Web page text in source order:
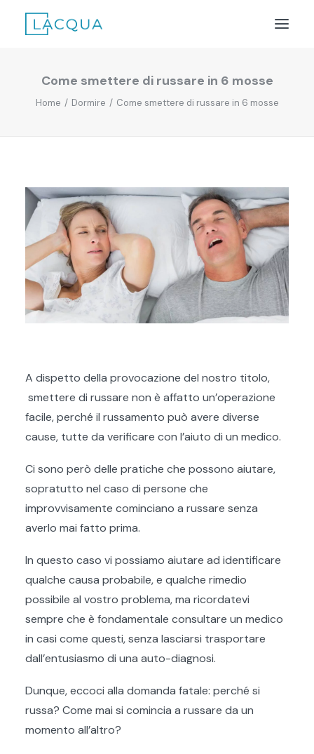
LACQUA – OSMOSI
COS’È?
ACQUISTA
Come smettere di russare in 6 mosse
Home Dormire Come smettere di russare in 6 mosse
A dispetto della provocazione del nostro titolo,
smettere di russare non è affatto un’operazione
facile, perché il russamento può avere diverse
cause, tutte da verificare con l’aiuto di un medico.
Ci sono però delle pratiche che possono aiutare,
sopratutto nel caso di persone che
improvvisamente cominciano a russare senza
averlo mai fatto prima.
In questo caso vi possiamo aiutare ad identificare
qualche causa probabile, e qualche rimedio
possibile al vostro problema, ma ricordatevi
sempre che è fondamentale consultare un medico
in casi come questi, senza lasciarsi trasportare
dall’entusiasmo di una auto-diagnosi.
Dunque, eccoci alla domanda fatale: perché si
russa? Come mai si comincia a russare da un
momento all’altro?